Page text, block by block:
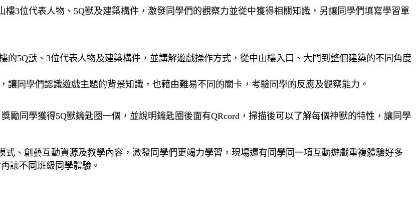
3位代表人物、5Q獸及建築構件，激發同學們的觀察力並從中獲得相關知識，另讓同學們填寫學習單
5Q獸、3位代表人物及建築構件，並講解遊戲操作方式，從中山樓入口、大門到整個建築的不同角度
同學們認識遊戲主題的背景知識，也藉由難易不同的關卡，考驗同學的反應及觀察能力。
勵同學獲得5Q獸鑰匙圈一個，並說明鑰匙圈後面有QRcord，掃描後可以了解每個神獸的特性，讓同學
、創藝互動資源及教學內容，激發同學們更竭力學習，現場還有同學同一項互動遊戲重複體驗好多
讓不同班級同學體驗。